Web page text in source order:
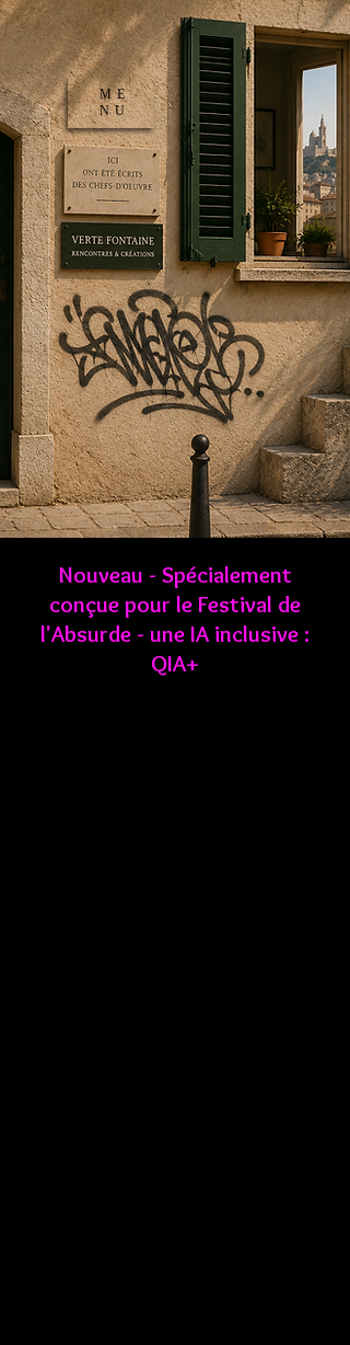
ME
NU
Nouveau - Spécialement
conçue pour le Festival de
l'Absurde - une IA inclusive :
QIA+